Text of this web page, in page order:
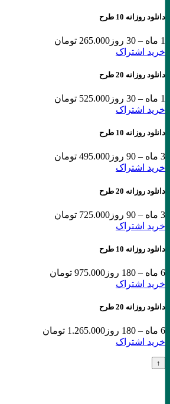
دانلود روزانه 10 طرح
265.000 تومان
خرید اشتراک
دانلود روزانه 20 طرح
525.000 تومان
خرید اشتراک
دانلود روزانه 10 طرح
495.000 تومان
خرید اشتراک
دانلود روزانه 20 طرح
725.000 تومان
خرید اشتراک
دانلود روزانه 10 طرح
975.000 تومان
خرید اشتراک
دانلود روزانه 20 طرح
1.265.000 تومان
خرید اشتراک